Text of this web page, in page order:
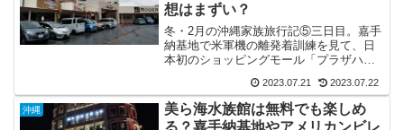
想はまずい？
冬・2月の沖縄家族旅行記⑤三日目。嘉手
納基地で米軍機の離発着訓練を見て、日
本初のショッピングモール「プラザハウ
行きました。アクセスや感想をご紹介！
ついでに首里城、国際通りと周ってきま
した。
2023.07.21 2023.07.22
沖縄
美ら海水族館は無料でも楽しめ
る？嘉手納基地やアメリカンビレ